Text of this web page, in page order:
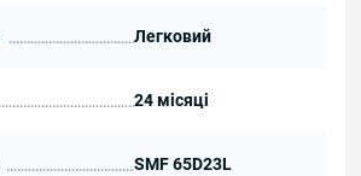
Легковий
24 місяці
SMF 65D23L